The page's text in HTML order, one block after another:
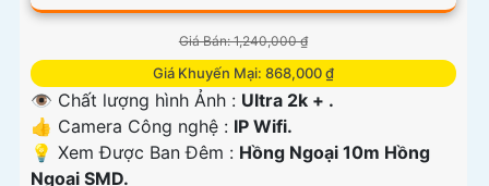
Giá Bán: 1,240,000 ₫
Giá Khuyến Mại: 868,000 ₫
👁 Chất lượng hình Ảnh : Ultra 2k + .
👍 Camera Công nghệ : IP Wifi.
💡 Xem Được Ban Đêm : Hồng Ngoại 10m Hồng
Ngoại SMD.